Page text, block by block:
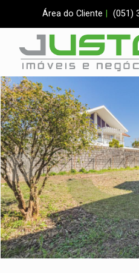
Área do Cliente (051)